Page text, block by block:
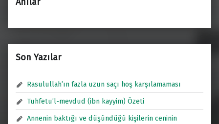
Son Yazılar
Rasulullah’ın fazla uzun saçı hoş karşılamaması
Tuhfetu’l-mevdud (ibn kayyim) Özeti
Annenin baktığı ve düşündüğü kişilerin ceninin